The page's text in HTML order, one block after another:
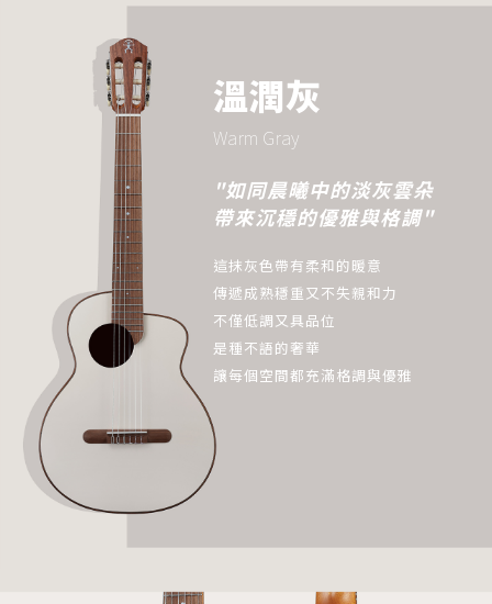
溫潤灰
Warm Gray
"如同晨曦中的淡灰雲朵
帶來沉穩的優雅與格調"
這抹灰色帶有柔和的暖意
傳遞成熟穩重又不失親和力
不僅低調又具品位
是種不語的奢華
讓每個空間都充滿格調與優雅